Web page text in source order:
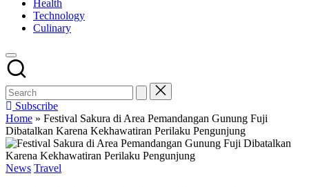
Health
Technology
Culinary
Subscribe
Home » Festival Sakura di Area Pemandangan Gunung Fuji
Dibatalkan Karena Kekhawatiran Perilaku Pengunjung
Posted
News Travel